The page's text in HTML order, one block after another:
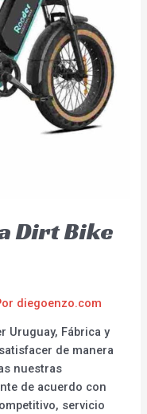
Dirt Bike
diegoenzo.com
Uruguay, Fábrica y
de manera
nuestras
de acuerdo con
servicio